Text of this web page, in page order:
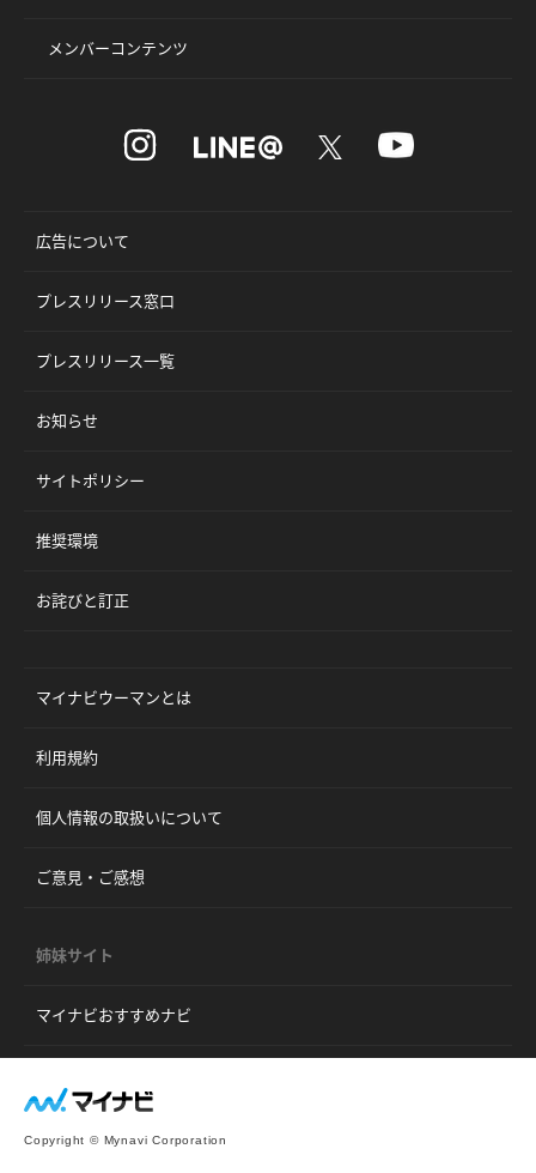
メンバーコンテンツ
広告について
プレスリリース窓口
プレスリリース一覧
お知らせ
サイトポリシー
推奨環境
お詫びと訂正
マイナビウーマンとは
利用規約
個人情報の取扱いについて
ご意見・ご感想
姉妹サイト
マイナビおすすめナビ
Copyright © Mynavi Corporation